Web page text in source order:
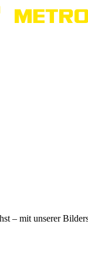
– mit unserer